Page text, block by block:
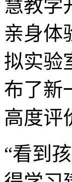
慧教学
亲身体
拟实验
布了新
高度评
“看到